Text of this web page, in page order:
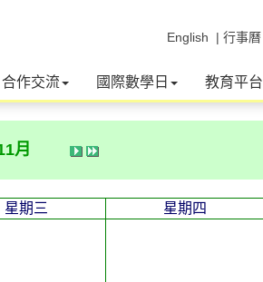
| 行事曆
English
合作交流 國際數學日 教育平台
月
星期三 星期四